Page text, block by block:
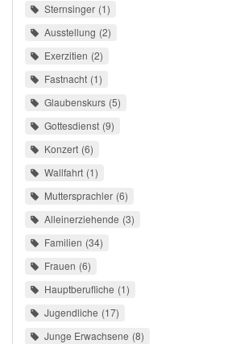
Sternsinger 1
Ausstellung 2
Exerzitien 2
Fastnacht 1
Glaubenskurs 5
Gottesdienst 9
Konzert 6
Wallfahrt 1
Muttersprachler 6
Alleinerziehende 3
Familien 34
Frauen 6
Hauptberufliche 1
Jugendliche 17
Junge Erwachsene 8